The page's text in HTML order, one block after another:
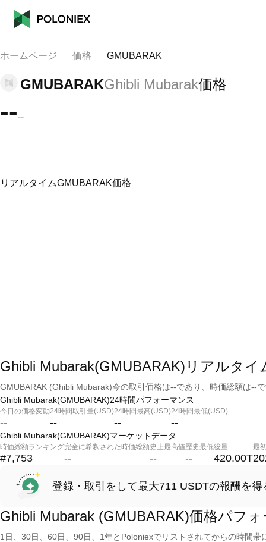
ホームページ 価格 GMUBARAK
GMUBARAKGhibli Mubarak価格
----
リアルタイムGMUBARAK価格
Ghibli Mubarak(GMUBARAK)リアルタイ
GMUBARAK (Ghibli Mubarak)今の取引価格は--であり、時価総額は--
Ghibli Mubarak(GMUBARAK)24時間パフォーマンス
今日の価格変動
--
24時間取引量(USD)
--
24時間最高(USD)
--
24時間最低(USD)
--
Ghibli Mubarak(GMUBARAK)マーケットデータ
時価総額ランキング
#7,753
完全に希釈された時価総額
--
史上最高値
--
歴史最低
--
総量
420.00T
最
登録・取引をして最大711 USDTの報酬を得
Ghibli Mubarak (GMUBARAK)価格パフ
1日、30日、60日、90日、1年とPoloniexでリストされてからの時間